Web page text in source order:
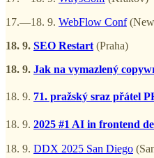
17.—18. 9. WebFlow Conf
18. 9. SEO Restart (Praha)
18. 9. Jak na vymazlený
18. 9. 71. pražský sraz přátel
18. 9. 2025 #1 AI in frontend
18. 9. DDX 2025 San Diego